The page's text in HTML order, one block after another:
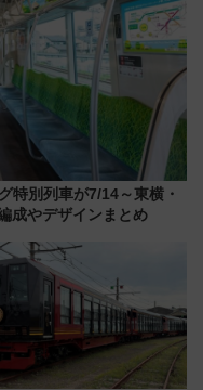
特別列車が7/14～東横・
成やデザインまとめ